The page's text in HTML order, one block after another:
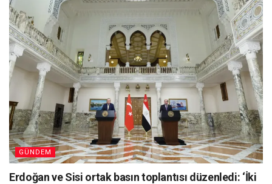
GÜNDEM
Erdoğan ve Sisi ortak basın toplantısı düzenledi: ‘İki